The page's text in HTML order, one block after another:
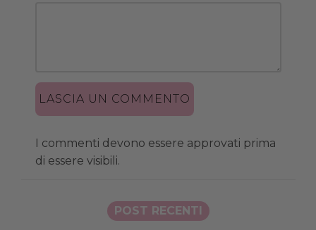
I commenti devono essere approvati prima
di essere visibili.
POST RECENTI